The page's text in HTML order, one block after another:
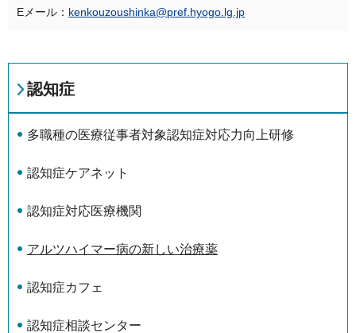
Eメール： kenkouzoushinka@pref.hyogo.lg.jp
認知症
多職種の医療従事者対象認知症対応力向上研修
認知症ケアネット
認知症対応医療機関
アルツハイマー病の新しい治療薬
認知症カフェ
認知症相談センター